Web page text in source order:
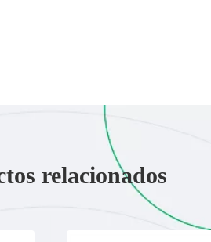
relacionados